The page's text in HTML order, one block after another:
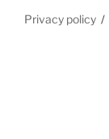
Privacy policy